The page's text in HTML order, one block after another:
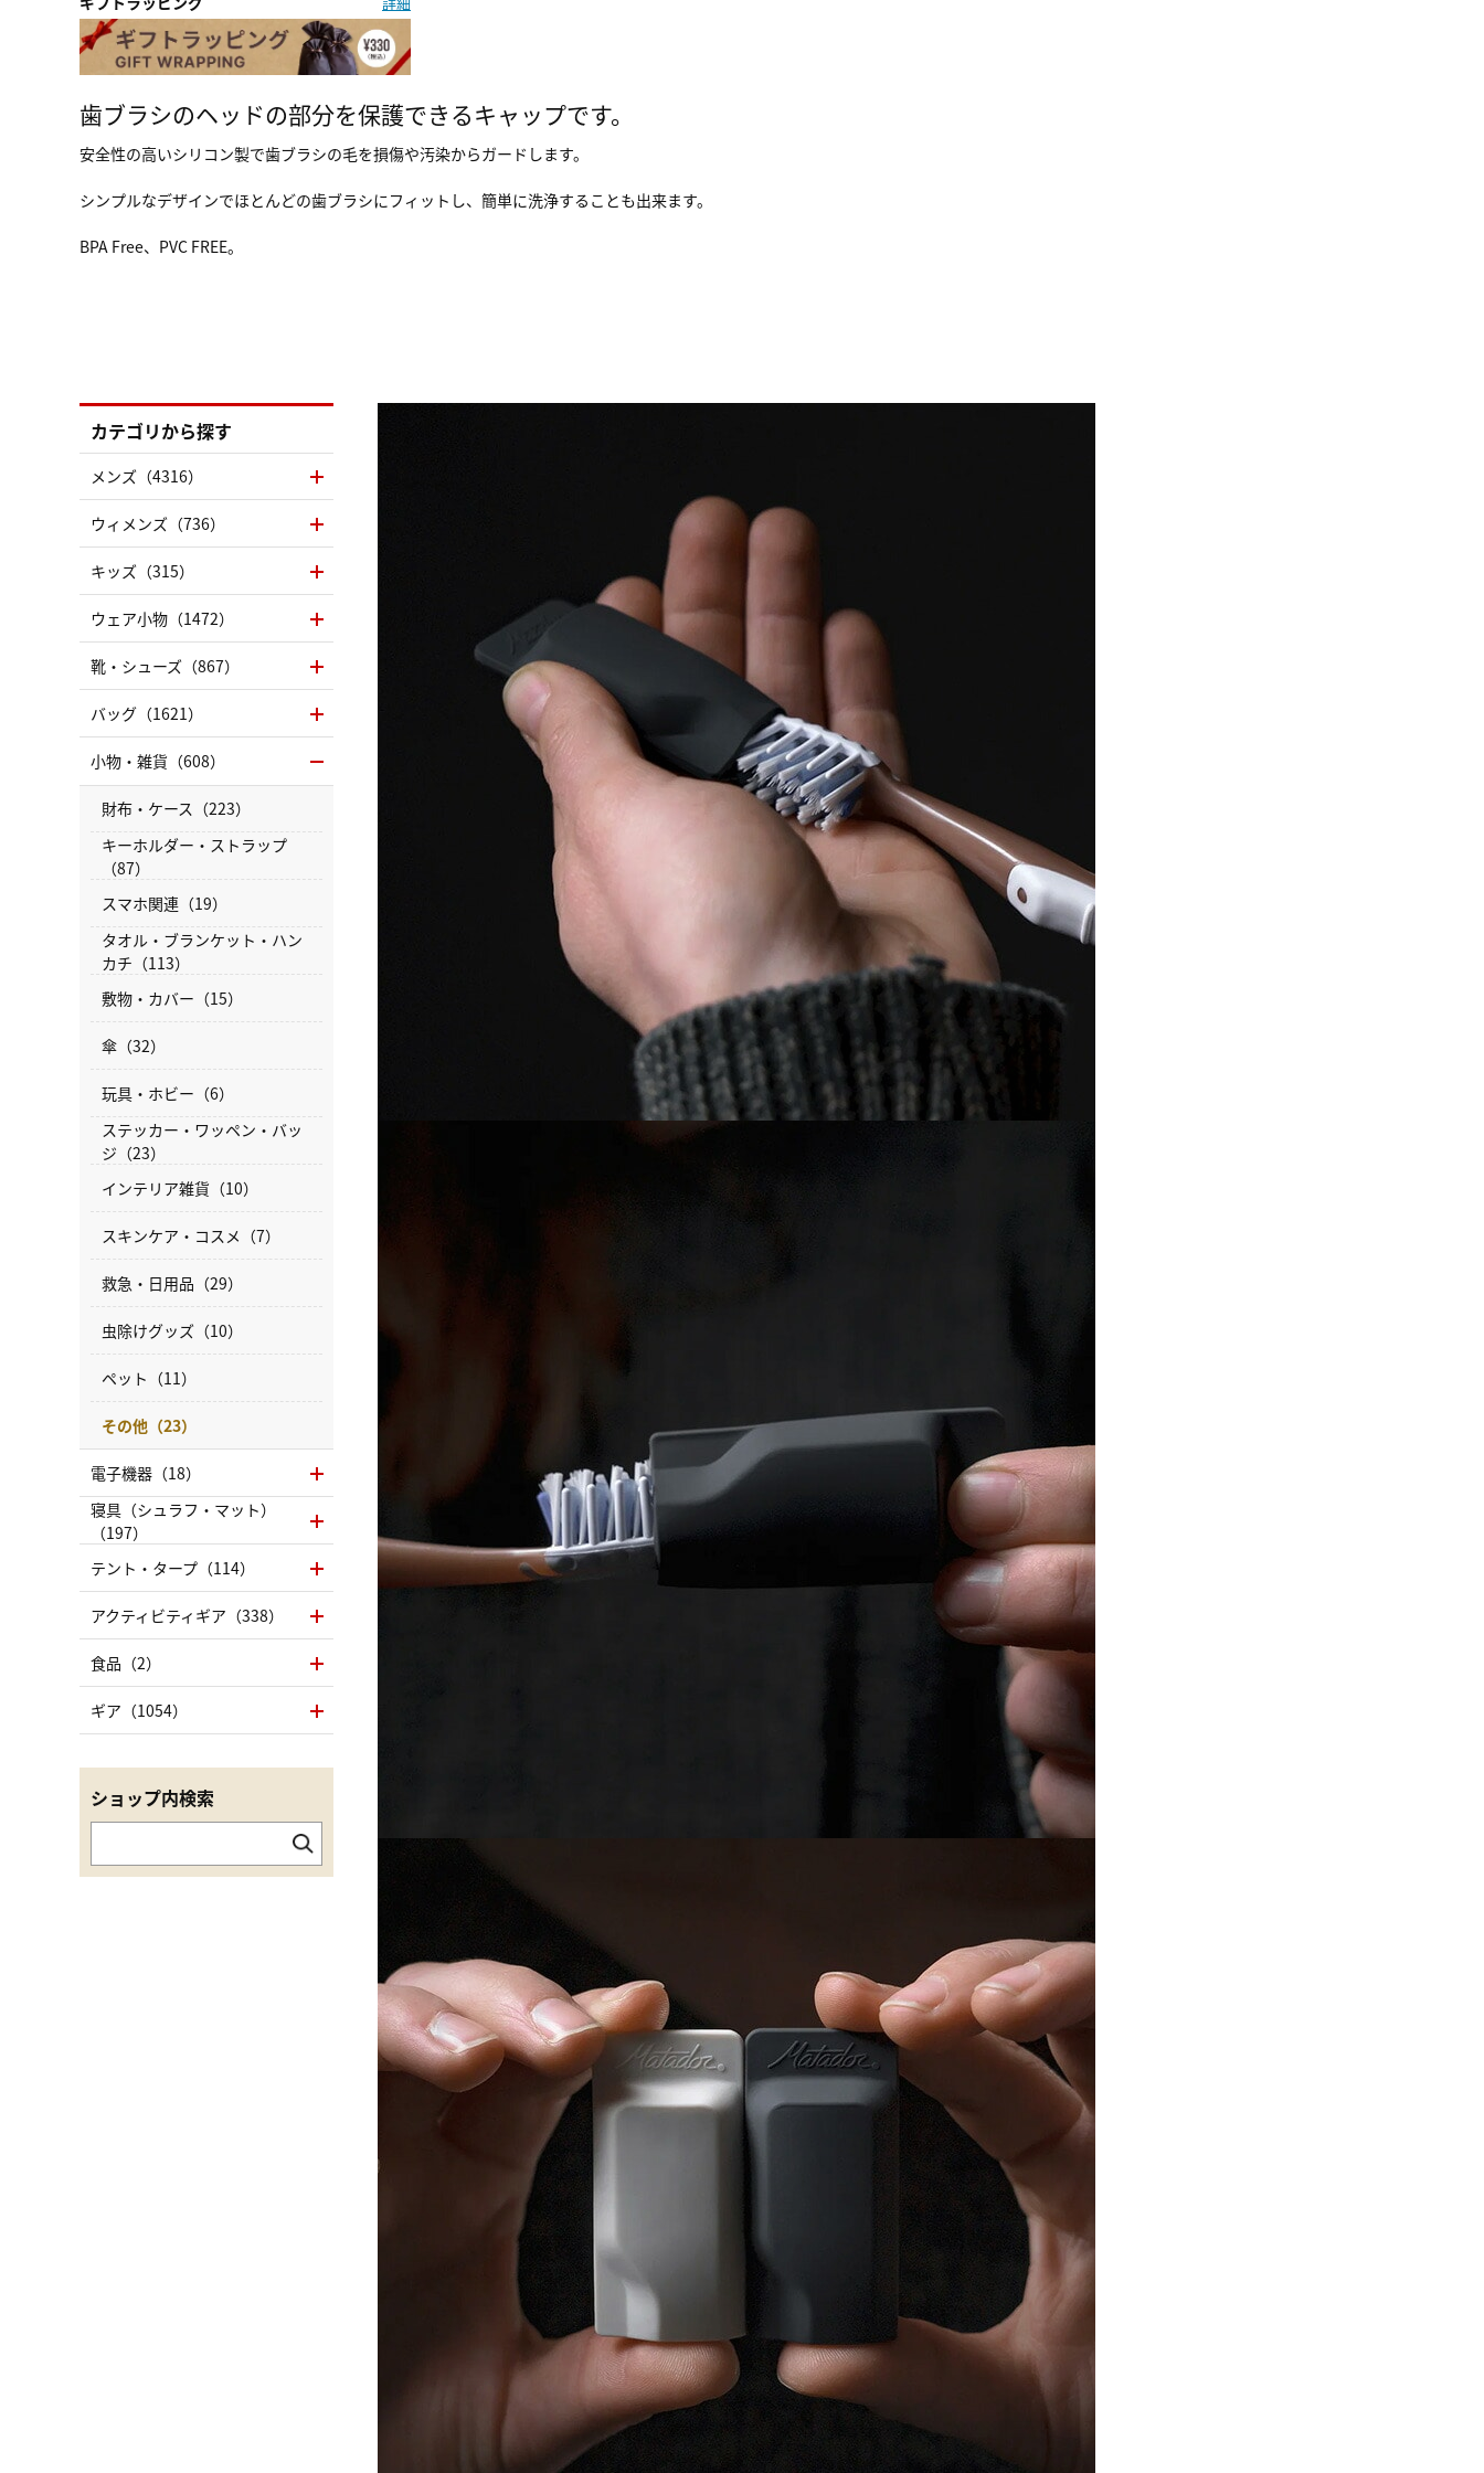
歯ブラシのヘッドの部分を保護できるキャップです。
安全性の高いシリコン製で歯ブラシの毛を損傷や汚染からガードします。
シンプルなデザインでほとんどの歯ブラシにフィットし、簡単に洗浄することも出来ます。
BPA Free、PVC FREE。
カテゴリから探す
メンズ（4316）
ウィメンズ（736）
キッズ（315）
ウェア小物（1472）
靴・シューズ（867）
バッグ（1621）
小物・雑貨（608）
財布・ケース（223）
キーホルダー・ストラップ
（87）
スマホ関連（19）
タオル・ブランケット・ハン
カチ（113）
敷物・カバー（15）
傘（32）
玩具・ホビー（6）
ステッカー・ワッペン・バッ
ジ（23）
インテリア雑貨（10）
スキンケア・コスメ（7）
救急・日用品（29）
虫除けグッズ（10）
ペット（11）
その他（23）
電子機器（18）
寝具（シュラフ・マット）
（197）
テント・タープ（114）
アクティビティギア（338）
食品（2）
ギア（1054）
ショップ内検索